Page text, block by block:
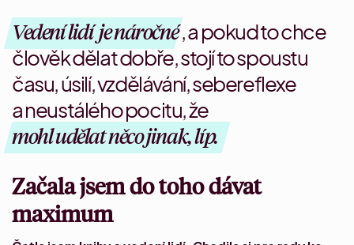
Vedení lidí je náročné, a pokud to chce
člověk dělat dobře, stojí to spoustu
času, úsilí, vzdělávání, sebereflexe
a neustálého pocitu, že
mohl udělat něco jinak, líp.
Začala jsem do toho dávat
maximum